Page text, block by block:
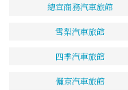
總宜商務汽車旅館
雪梨汽車旅館
四季汽車旅館
儷京汽車旅館